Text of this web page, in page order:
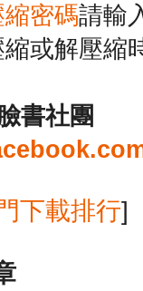
密碼請輸
或解壓縮
書社團
下載排行]